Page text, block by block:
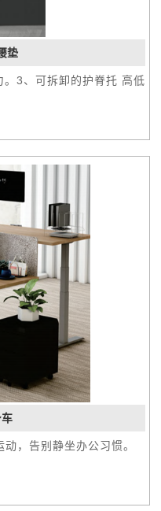
垫
3、可拆卸的护脊托 高低
告别静坐办公习惯。